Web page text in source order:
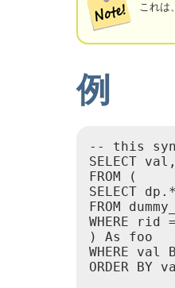
これは
例
-- this
SELECT
FROM (
SELECT dp.*
FROM
WHERE rid
) As foo
WHERE val
ORDER BY